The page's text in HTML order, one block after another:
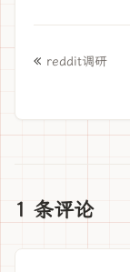
« reddit调研
1 条评论